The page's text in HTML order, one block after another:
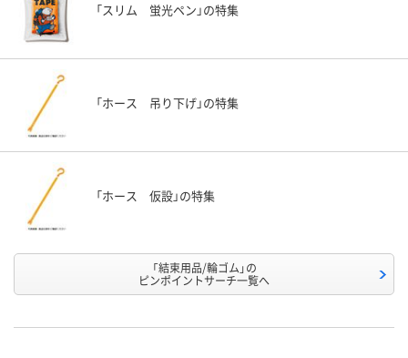
「スリム 蛍光ペン」の特集
「ホース 吊り下げ」の特集
「ホース 仮設」の特集
「結束用品/輪ゴム」の
ピンポイントサーチ一覧へ